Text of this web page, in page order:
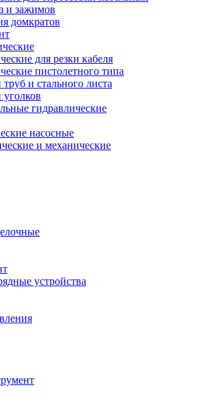
и зажимов
домкратов
для резки кабеля
пистолетного типа
и стального листа
гидравлические
насосные
и механические
устройства